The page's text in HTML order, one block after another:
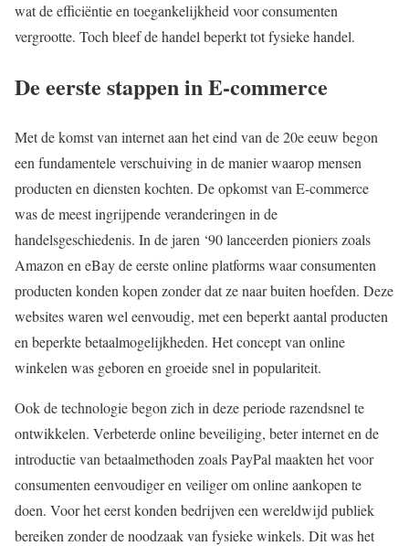
wat de efficiëntie en toegankelijkheid voor consumenten
vergrootte. Toch bleef de handel beperkt tot fysieke handel.
De eerste stappen in E-commerce
Met de komst van internet aan het eind van de 20e eeuw begon
een fundamentele verschuiving in de manier waarop mensen
producten en diensten kochten. De opkomst van E-commerce
was de meest ingrijpende veranderingen in de
handelsgeschiedenis. In de jaren ‘90 lanceerden pioniers zoals
Amazon en eBay de eerste online platforms waar consumenten
producten konden kopen zonder dat ze naar buiten hoefden. Deze
websites waren wel eenvoudig, met een beperkt aantal producten
en beperkte betaalmogelijkheden. Het concept van online
winkelen was geboren en groeide snel in populariteit.
Ook de technologie begon zich in deze periode razendsnel te
ontwikkelen. Verbeterde online beveiliging, beter internet en de
introductie van betaalmethoden zoals PayPal maakten het voor
consumenten eenvoudiger en veiliger om online aankopen te
doen. Voor het eerst konden bedrijven een wereldwijd publiek
bereiken zonder de noodzaak van fysieke winkels. Dit was het